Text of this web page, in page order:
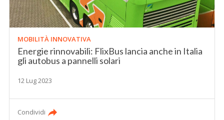
MOBILITÀ INNOVATIVA
Energie rinnovabili: FlixBus lancia anche in Italia
gli autobus a pannelli solari
12 Lug 2023
Condividi